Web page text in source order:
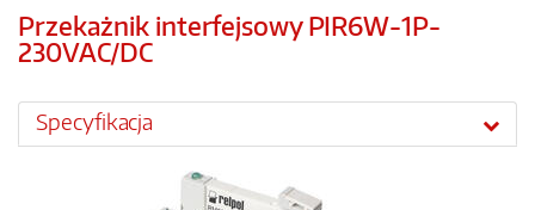
Przekażnik interfejsowy PIR6W-1P-
230VAC/DC
Specyfikacja